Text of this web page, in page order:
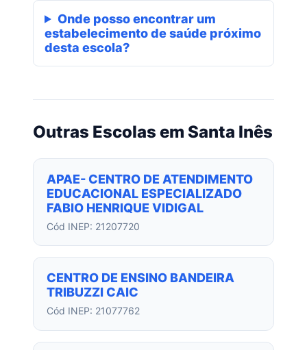
Onde posso encontrar um
estabelecimento de saúde próximo
desta escola?
Outras Escolas em Santa Inês
APAE- CENTRO DE ATENDIMENTO
EDUCACIONAL ESPECIALIZADO
FABIO HENRIQUE VIDIGAL
Cód INEP: 21207720
CENTRO DE ENSINO BANDEIRA
TRIBUZZI CAIC
Cód INEP: 21077762